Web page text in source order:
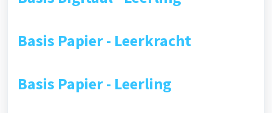
Basis Papier - Leerkracht
Basis Papier - Leerling